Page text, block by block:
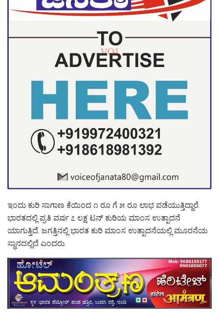
ಇಂದು ಕುರಿ ಸಾಗಾಣ ಕೆಯಿಂದ ೧ ರೂ ಗೆ ೫ ರೂ ಲಾಭ ಪಡೆಯುತ್ತಿದ್ದಾರೆ.
ಭಾರತದಲ್ಲಿ ಪ್ರತಿ ವರ್ಷ ೭ ಲಕ್ಷ ಟನ್ ಕುರಿಯ ಮಾಂಸ ಉತ್ಪಾದನೆ
ಯಾಗುತ್ತಿದೆ. ಜಗತ್ತಿನಲ್ಲಿ ಭಾರತ ಕುರಿ ಮಾಂಸ ಉತ್ಪಾದನೆಯಲ್ಲಿ ಮೂರನೆಯ
ಸ್ಥಾನದಲ್ಲಿದೆ ಎಂದರು.